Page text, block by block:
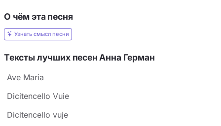
О чём эта песня
Узнать смысл песни
Тексты лучших песен Анна Герман
Ave Maria
Dicitencello Vuie
Dicitencello vuje